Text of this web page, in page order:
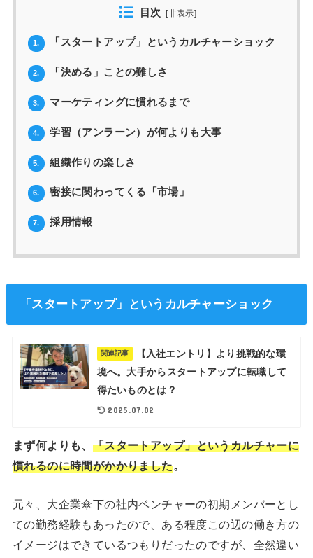
目次 [非表示]
1. 「スタートアップ」というカルチャーショック
2. 「決める」ことの難しさ
3. マーケティングに慣れるまで
4. 学習（アンラーン）が何よりも大事
5. 組織作りの楽しさ
6. 密接に関わってくる「市場」
7. 採用情報
「スタートアップ」というカルチャーショック
関連記事
【入社エントリ】より挑戦的な環
境へ。大手からスタートアップに転職して
得たいものとは？
2025.07.02
まず何よりも、 「スタートアップ」というカルチャーに
慣れるのに時間がかかりました。
元々、大企業傘下の社内ベンチャーの初期メンバーとし
ての勤務経験もあったので、ある程度この辺の働き方の
イメージはできているつもりだったのですが、全然違い